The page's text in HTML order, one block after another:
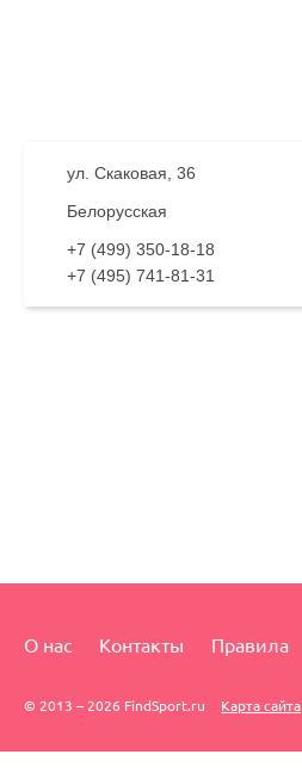
ул. Скаковая, 36
Белорусская
+7 (499) 350-18-18
+7 (495) 741-81-31
О нас Контакты Правила
© 2013 – 2026 FindSport.ru Карта сайта